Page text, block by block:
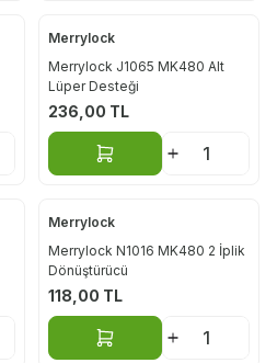
Merrylock
Merrylock J1065 MK480 Alt
Lüper Desteği
236,00 TL
Sepete Ekle
Merrylock
Merrylock N1016 MK480 2 İplik
Dönüştürücü
118,00 TL
Sepete Ekle